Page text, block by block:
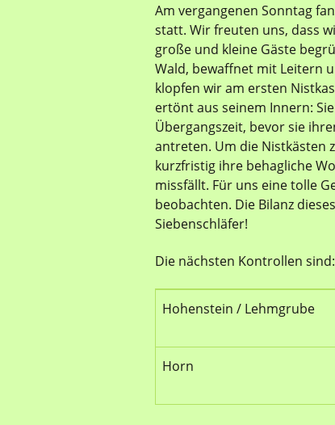
Am vergangenen Sonntag
statt. Wir freuten uns, dass
große und kleine Gäste
Wald, bewaffnet mit Leitern
klopfen wir am ersten
ertönt aus seinem Innern:
Übergangszeit, bevor sie
antreten. Um die Nistkästen
kurzfristig ihre behagliche
missfällt. Für uns eine tolle
beobachten. Die Bilanz
Siebenschläfer!
Die nächsten Kontrollen sind:
Hohenstein / Lehmgrube
Horn